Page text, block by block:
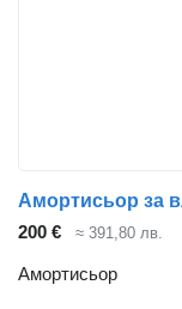
Амортисьор за
200 €
≈ 391,80 лв.
Амортисьор